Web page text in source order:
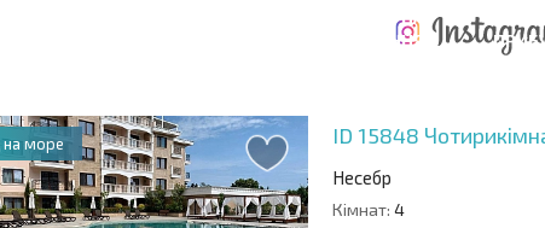
ВИТРАТИ НА
УТРИМАННЯ
ID 15848
Несебр
Кімнат: 4
на море